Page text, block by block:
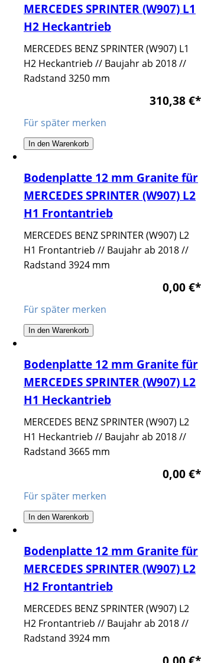
MERCEDES SPRINTER (W907) L1
H2 Heckantrieb
MERCEDES BENZ SPRINTER (W907) L1
H2 Heckantrieb // Baujahr ab 2018 //
Radstand 3250 mm
310,38 €*
Für später merken
In den Warenkorb
Bodenplatte 12 mm Granite für
MERCEDES SPRINTER (W907) L2
H1 Frontantrieb
MERCEDES BENZ SPRINTER (W907) L2
H1 Frontantrieb // Baujahr ab 2018 //
Radstand 3924 mm
0,00 €*
Für später merken
In den Warenkorb
Bodenplatte 12 mm Granite für
MERCEDES SPRINTER (W907) L2
H1 Heckantrieb
MERCEDES BENZ SPRINTER (W907) L2
H1 Heckantrieb // Baujahr ab 2018 //
Radstand 3665 mm
0,00 €*
Für später merken
In den Warenkorb
Bodenplatte 12 mm Granite für
MERCEDES SPRINTER (W907) L2
H2 Frontantrieb
MERCEDES BENZ SPRINTER (W907) L2
H2 Frontantrieb // Baujahr ab 2018 //
Radstand 3924 mm